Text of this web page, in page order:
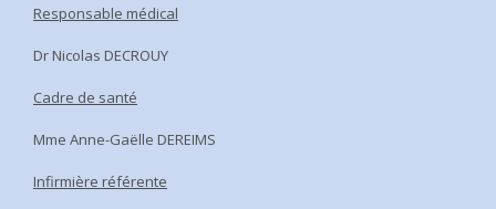
Responsable médical
Dr Nicolas DECROUY
Cadre de santé
Mme Anne-Gaëlle DEREIMS
Infirmière référente